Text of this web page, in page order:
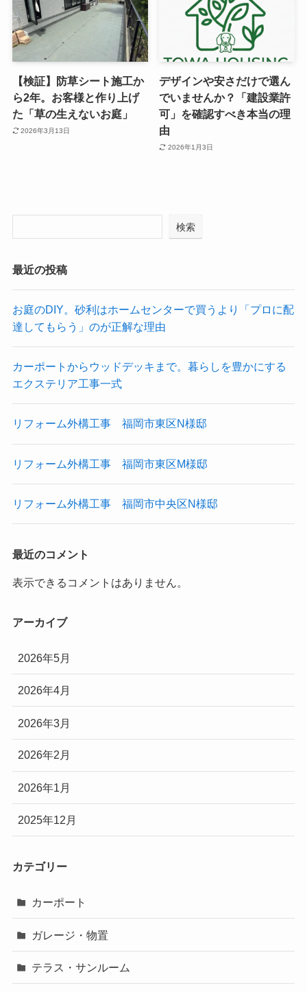
【検証】防草シート施工か
ら2年。お客様と作り上げ
た「草の生えないお庭」
2026年3月13日
デザインや安さだけで選ん
でいませんか？「建設業許
可」を確認すべき本当の理
由
2026年1月3日
検索
最近の投稿
お庭のDIY。砂利はホームセンターで買うより「プロに配
達してもらう」のが正解な理由
カーポートからウッドデッキまで。暮らしを豊かにする
エクステリア工事一式
リフォーム外構工事 福岡市東区N様邸
リフォーム外構工事 福岡市東区M様邸
リフォーム外構工事 福岡市中央区N様邸
最近のコメント
表示できるコメントはありません。
アーカイブ
2026年5月
2026年4月
2026年3月
2026年2月
2026年1月
2025年12月
カテゴリー
カーポート
ガレージ・物置
テラス・サンルーム